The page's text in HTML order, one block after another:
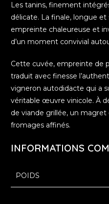
Les tanins, finement
délicate. La finale, longue et
empreinte chaleureuse et
d’un moment convivial
Cette cuvée, empreinte de
traduit avec finesse
vigneron autodidacte qui a
véritable œuvre vinicole. À
de viande grillée, un
fromages affinés.
INFORMATIONS
POIDS